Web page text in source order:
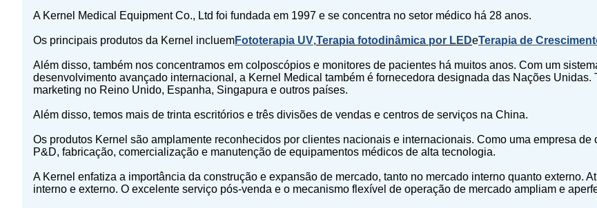
A Kernel Medical Equipment Co., Ltd foi fundada em 1997 e se concentra no setor médico há 28 anos.
Os principais produtos da Kernel incluemFototerapia UV,Terapia fotodinâmica por LEDeTerapia de
Além disso, também nos concentramos em colposcópios e monitores de pacientes há muitos anos. Com um
desenvolvimento avançado internacional, a Kernel Medical também é fornecedora designada das Nações
marketing no Reino Unido, Espanha, Singapura e outros países.
Além disso, temos mais de trinta escritórios e três divisões de vendas e centros de serviços na China.
Os produtos Kernel são amplamente reconhecidos por clientes nacionais e internacionais. Como uma empresa
P&D, fabricação, comercialização e manutenção de equipamentos médicos de alta tecnologia.
A Kernel enfatiza a importância da construção e expansão de mercado, tanto no mercado interno quanto externo.
interno e externo. O excelente serviço pós-venda e o mecanismo flexível de operação de mercado ampliam e